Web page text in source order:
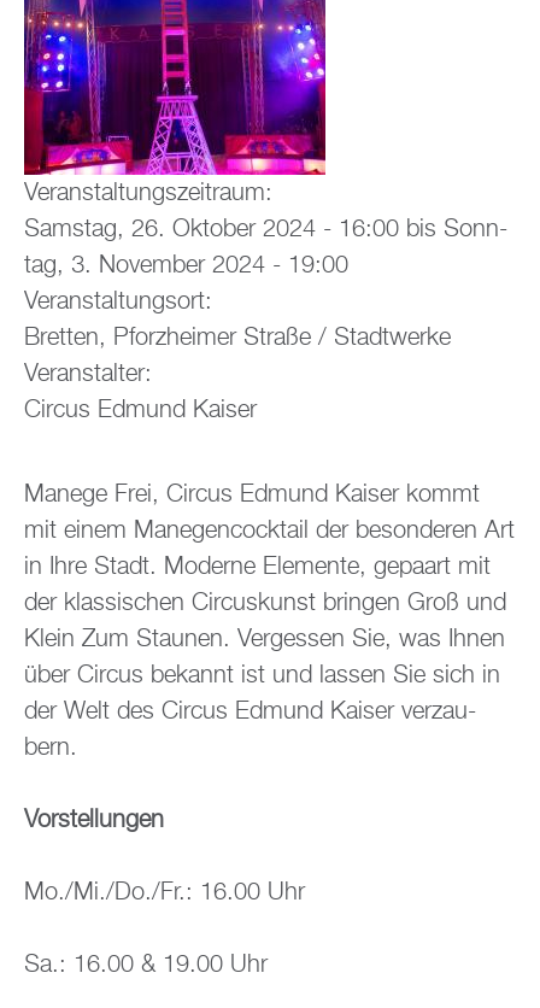
Ver­an­stal­tungs­zeit­raum:
Sams­tag, 26. Ok­to­ber 2024 - 16:00 bis Sonn­
tag, 3. No­vem­ber 2024 - 19:00
Ver­an­stal­tungs­ort:
Brett­en, Pforz­hei­mer Stra­ße / Stadt­wer­ke
Ver­an­stal­ter:
Cir­cus Ed­mund Kai­ser
Ma­ne­ge Frei, Cir­cus Ed­mund Kai­ser kommt
mit einem Ma­ne­gen­cock­tail der be­son­de­ren Art
in Ihre Stadt. Mo­der­ne Ele­men­te, ge­paart mit
der klas­si­schen Cir­cus­kunst brin­gen Groß und
Klein Zum Stau­nen. Ver­ges­sen Sie, was Ihnen
über Cir­cus be­kannt ist und las­sen Sie sich in
der Welt des Cir­cus Ed­mund Kai­ser ver­zau­
bern.
Vor­stel­lun­gen
Mo./Mi./Do./Fr.: 16.00 Uhr
Sa.: 16.00 & 19.00 Uhr